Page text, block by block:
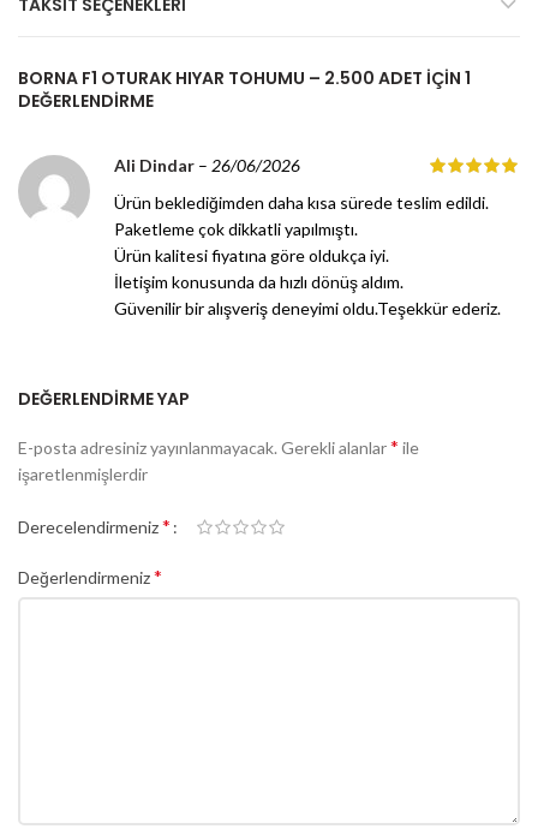
TAKSIT SEÇENEKLERI
BORNA F1 OTURAK HIYAR TOHUMU – 2.500 ADET IÇIN 1
DEĞERLENDIRME
Ali Dindar – 26/06/2026
Ürün beklediğimden daha kısa sürede teslim edildi.
Paketleme çok dikkatli yapılmıştı.
Ürün kalitesi fiyatına göre oldukça iyi.
İletişim konusunda da hızlı dönüş aldım.
Güvenilir bir alışveriş deneyimi oldu.Teşekkür ederiz.
DEĞERLENDIRME YAP
E-posta adresiniz yayınlanmayacak. Gerekli alanlar* ile
işaretlenmişlerdir
Derecelendirmeniz*
Değerlendirmeniz*